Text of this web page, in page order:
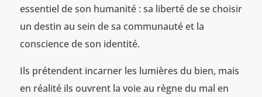
essentiel de son humanité : sa liberté de se choisir
un destin au sein de sa communauté et la
conscience de son identité.
Ils prétendent incarner les lumières du bien, mais
en réalité ils ouvrent la voie au règne du mal en